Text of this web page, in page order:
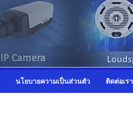
นโยบายความเป็นส่วนตัว ติดต่อเรา